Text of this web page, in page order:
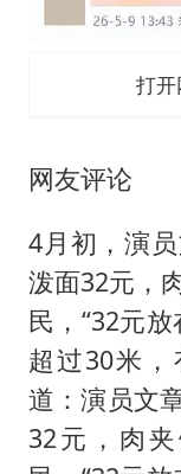
打
网友评论
4月初，演
泼面32元，
民，“32元
超过30米
道：演员文
32元，肉